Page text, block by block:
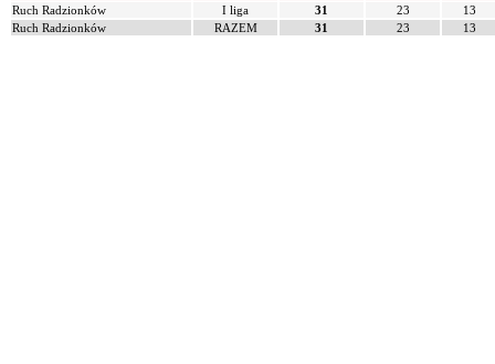
Ruch Radzionków
I liga 31 23
13
Ruch Radzionków
RAZEM 31 23 13